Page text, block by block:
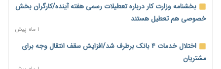
احتمال اختلال ۲۴ ساعته در سامانه‌های تأمین اجتماعی
۲ روز پیش
آغاز اجرای پایلوت «ردا کارت» برای دانشجویان تحصیلات تکمیلی
بخشنامه وزارت کار درباره تعطیلات رسمی هفته آینده/کارگران بخش
خصوصی هم تعطیل هستند
۱ ماه پیش
اختلال خدمات ۴ بانک برطرف شد/افزایش سقف انتقال وجه برای
مشتریان